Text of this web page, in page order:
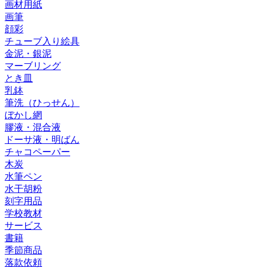
画材用紙
画筆
顔彩
チューブ入り絵具
金泥・銀泥
マーブリング
とき皿
乳鉢
筆洗（ひっせん）
ぼかし網
膠液・混合液
ドーサ液・明ばん
チャコペーパー
木炭
水筆ペン
水干胡粉
刻字用品
学校教材
サービス
書籍
季節商品
落款依頼